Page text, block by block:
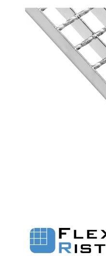
Fastgørelsesbeslag -
Fastgørelse - Trin
Fastgørelsesbeslag -
Fastgørelsesbeslag -